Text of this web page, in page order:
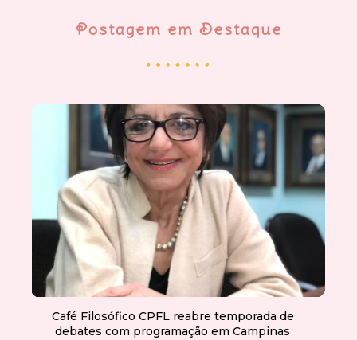
Postagem em Destaque
Café Filosófico CPFL reabre temporada de
debates com programação em Campinas